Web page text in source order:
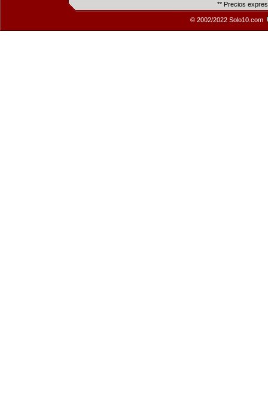
** Precios
© 2002/2022 Solo10.com